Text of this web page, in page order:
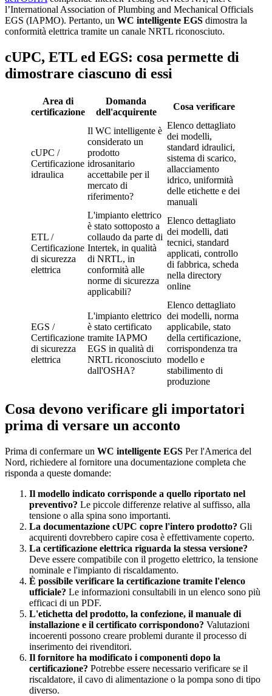
l’International Association of Plumbing and Mechanical Officials
EGS (IAPMO). Pertanto, un WC intelligente EGS dimostra la
conformità elettrica tramite un canale NRTL riconosciuto.
cUPC, ETL ed EGS: cosa permette di
dimostrare ciascuno di essi
Area di
certificazione
Domanda
dell'acquirente
Cosa verificare
cUPC /
Certificazione
idraulica
Il WC intelligente è
considerato un
prodotto
idrosanitario
accettabile per il
mercato di
riferimento?
Elenco dettagliato
dei modelli,
standard idraulici,
sistema di scarico,
allacciamento
idrico, uniformità
delle etichette e dei
manuali
ETL /
Certificazione
di sicurezza
elettrica
L'impianto elettrico
è stato sottoposto a
collaudo da parte di
Intertek, in qualità
di NRTL, in
conformità alle
norme di sicurezza
applicabili?
Elenco dettagliato
dei modelli, dati
tecnici, standard
applicati, controllo
di fabbrica, scheda
nella directory
online
EGS /
Certificazione
di sicurezza
elettrica
L'impianto elettrico
è stato certificato
tramite IAPMO
EGS in qualità di
NRTL riconosciuto
dall'OSHA?
Elenco dettagliato
dei modelli, norma
applicabile, stato
della certificazione,
corrispondenza tra
modello e
stabilimento di
produzione
Cosa devono verificare gli importatori
prima di versare un acconto
Prima di confermare un WC intelligente EGS Per l'America del
Nord, richiedere al fornitore una documentazione completa che
risponda a queste domande:
Il modello indicato corrisponde a quello riportato nel
preventivo? Le piccole differenze relative al suffisso, alla
tensione o alla spina sono importanti.
La documentazione cUPC copre l'intero prodotto? Gli
acquirenti dovrebbero capire cosa è effettivamente coperto.
La certificazione elettrica riguarda la stessa versione?
Deve essere compatibile con il progetto elettrico, la tensione
nominale e l'impianto di riscaldamento.
È possibile verificare la certificazione tramite l'elenco
ufficiale? Le informazioni consultabili in un elenco sono più
efficaci di un PDF.
L'etichetta del prodotto, la confezione, il manuale di
installazione e il certificato corrispondono? Valutazioni
incoerenti possono creare problemi durante il processo di
inserimento dei rivenditori.
Il fornitore ha modificato i componenti dopo la
certificazione? Potrebbe essere necessario verificare se il
riscaldatore, il cavo di alimentazione o la pompa sono di tipo
diverso.